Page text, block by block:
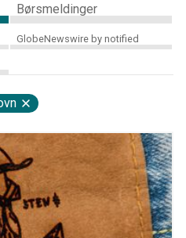
Børsmeldinger
GlobeNewswire by notified